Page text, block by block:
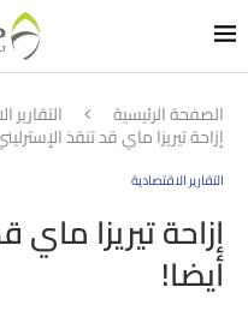
الصفحة الرئيسية التقارير
إزاحة تيريزا ماي قد تنقذ
التقارير الاقتصادية
إزاحة تيريزا ماي
أيضا!